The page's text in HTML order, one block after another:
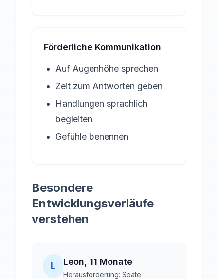
Förderliche Kommunikation
Auf Augenhöhe sprechen
Zeit zum Antworten geben
Handlungen sprachlich
begleiten
Gefühle benennen
Besondere
Entwicklungsverläufe
verstehen
L Leon 11 Monate
Herausforderung: Späte